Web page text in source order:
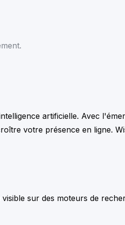
artificielle. Avec
votre présence en ligne.
sur des moteurs de